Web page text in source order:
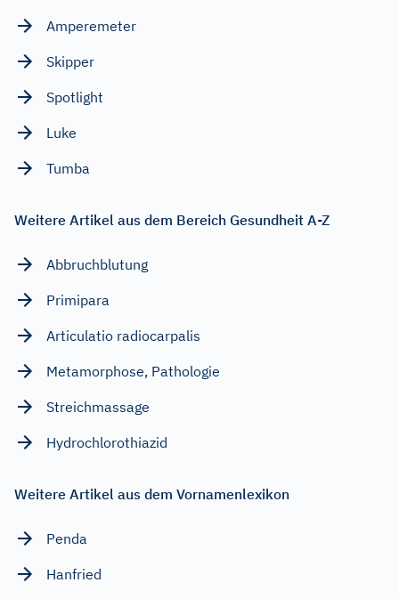
Amperemeter
Skipper
Spotlight
Luke
Tumba
Weitere Artikel aus dem Bereich Gesundheit A-Z
Abbruchblutung
Primipara
Articulatio radiocarpalis
Metamorphose, Pathologie
Streichmassage
Hydrochlorothiazid
Weitere Artikel aus dem Vornamenlexikon
Penda
Hanfried